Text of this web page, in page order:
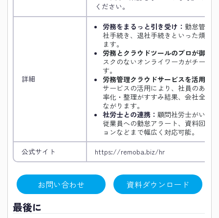
ください。
詳細
労務をまるっと引き受け： 勤怠管理
社手続き、退社手続きといった煩雑
ます。
労務とクラウドツールのプロが御社
スクのないオンライワーカがチーム
す。
労務管理クラウドサービスを活用し
サービスの活用により、社員のあら
率化・整理がすすみ結果、会社全体
ながります。
社労士との連携： 顧問社労士がいて
従業員への勤怠アラート、資料回収
ョンなどまで幅広く対応可能。
公式サイト
https://remoba.biz/hr
お問い合わせ 資料ダウンロード
最後に